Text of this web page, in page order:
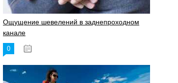
Ощущение шевелений в заднепроходном
канале
0